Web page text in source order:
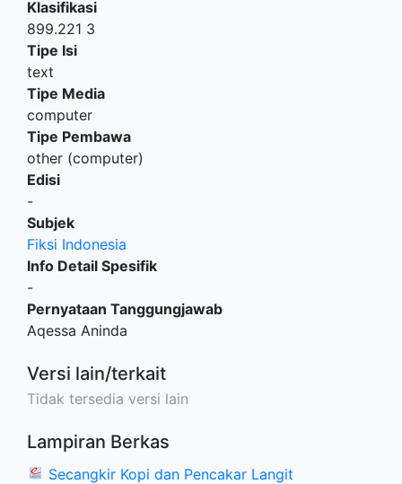
Klasifikasi
899.221 3
Tipe Isi
text
Tipe Media
computer
Tipe Pembawa
other (computer)
Edisi
-
Subjek
Fiksi Indonesia
Info Detail Spesifik
-
Pernyataan Tanggungjawab
Aqessa Aninda
Versi lain/terkait
Tidak tersedia versi lain
Lampiran Berkas
Secangkir Kopi dan Pencakar Langit